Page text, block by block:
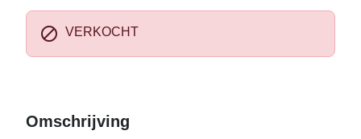
 VERKOCHT
Omschrijving